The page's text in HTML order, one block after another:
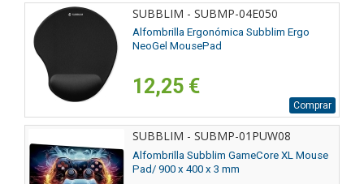
SUBBLIM - SUBMP-04E050
Alfombrilla Ergonómica Subblim Ergo
NeoGel MousePad
12,25 €
Comprar
SUBBLIM - SUBMP-01PUW08
Alfombrilla Subblim GameCore XL Mouse
Pad/ 900 x 400 x 3 mm